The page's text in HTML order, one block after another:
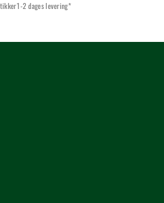
1-2 dages levering*